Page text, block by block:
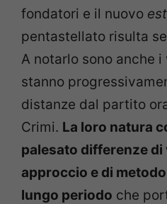
fondatori e il nuovo
pentastellato risulta
A notarlo sono anche
stanno
distanze dal partito
Crimi. La loro natura
palesato differenze di
approccio e di
lungo periodo che